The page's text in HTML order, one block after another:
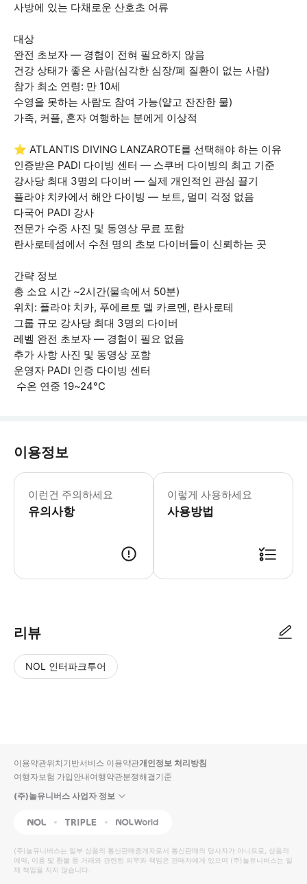
사방에 있는 다채로운 산호초 어류
대상
완전 초보자 — 경험이 전혀 필요하지 않음
건강 상태가 좋은 사람(심각한 심장/폐 질환이 없는 사람)
참가 최소 연령: 만 10세
수영을 못하는 사람도 참여 가능(얕고 잔잔한 물)
가족, 커플, 혼자 여행하는 분에게 이상적
⭐ ATLANTIS DIVING LANZAROTE를 선택해야 하는 이유
인증받은 PADI 다이빙 센터 — 스쿠버 다이빙의 최고 기준
강사당 최대 3명의 다이버 — 실제 개인적인 관심 끌기
플라야 치카에서 해안 다이빙 — 보트, 멀미 걱정 없음
다국어 PADI 강사
전문가 수중 사진 및 동영상 무료 포함
란사로테섬에서 수천 명의 초보 다이버들이 신뢰하는 곳
간략 정보
총 소요 시간 ~2시간(물속에서 50분)
위치: 플라야 치카, 푸에르토 델 카르멘, 란사로테
그룹 규모 강사당 최대 3명의 다이버
레벨 완전 초보자 — 경험이 필요 없음
추가 사항 사진 및 동영상 포함
운영자 PADI 인증 다이빙 센터
️ 수온 연중 19~24°C
이용정보
이런건 주의하세요
유의사항
참가하려면 강사의 언어를 완전히 이
이렇게 사용하세요
사용방법
리뷰
NOL 인터파크투어
입니
다.
높
은
순
동
영
상
순
상
이용약관위치기반서비스 이용약관개인정보 처리방침
여행자보험 가입안내여행약관분쟁해결기준
(주)놀유니버스 사업자 정보
NOL Triple Interpark Global
(주)놀유니버스는 일부 상품의 통신판매중개자로서 통신판매의 당사자가 아니므로, 상품의
예약, 이용 및 환불 등 거래와 관련된 의무와 책임은 판매자에게 있으며 (주)놀유니버스는 일
체 책임을 지지 않습니다.